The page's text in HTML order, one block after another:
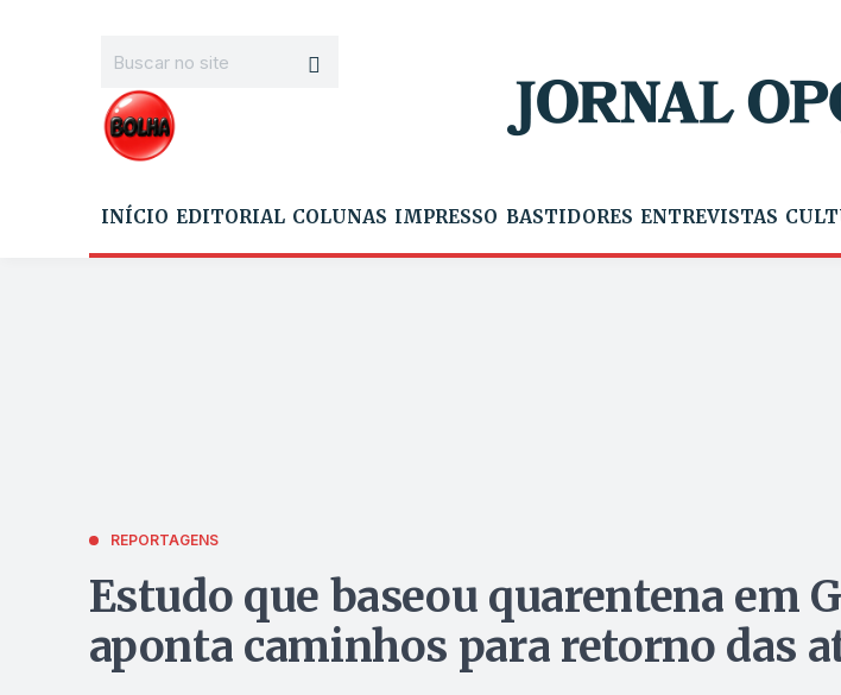
INÍCIO EDITORIAL COLUNAS IMPRESSO BASTIDORES ENTREVISTAS
REPORTAGENS
Estudo que baseou quarentena em
aponta caminhos para retorno das